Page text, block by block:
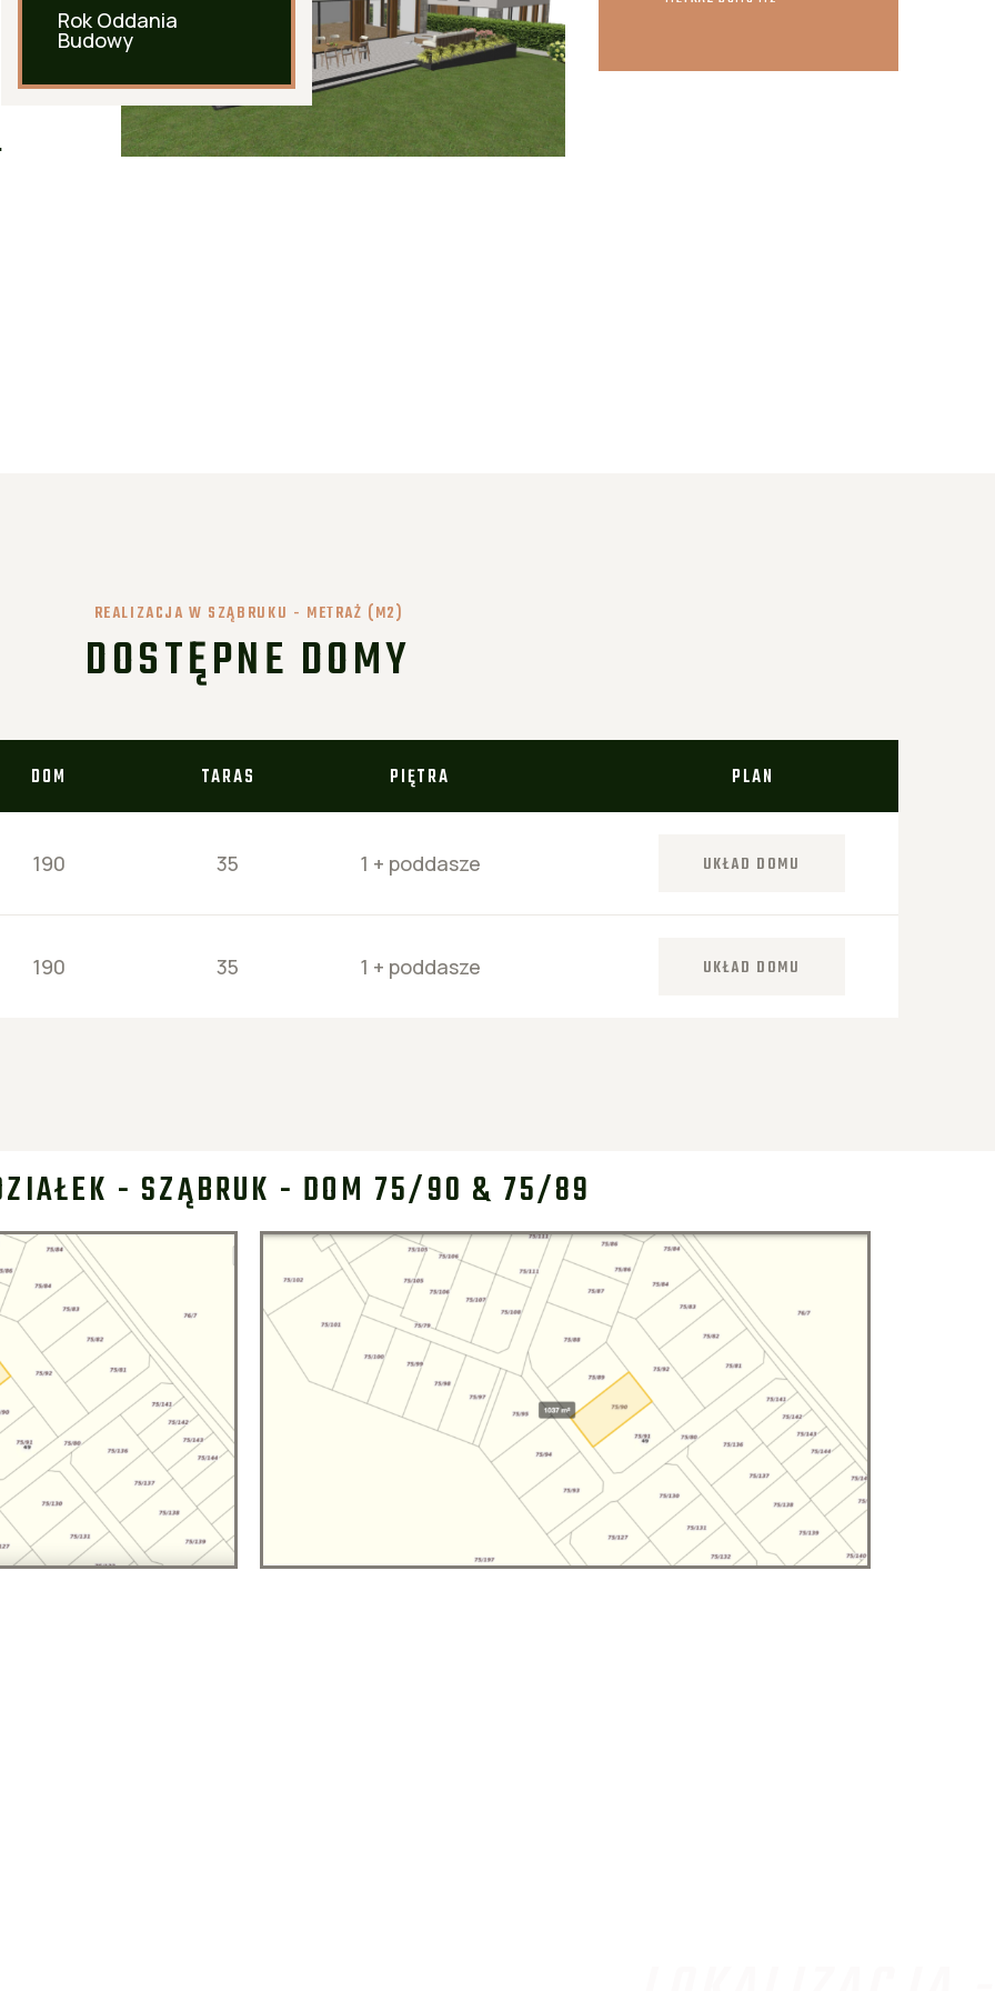
Rok Oddania
Budowy
REALIZACJA W SZĄBRUKU - METRAŻ (M2)
DOSTĘPNE DOMY
DOM TARAS PIĘTRA PLAN
190 35 1 + poddasze UKŁAD DOMU
190 35 1 + poddasze UKŁAD DOMU
- SZĄBRUK - DOM 75/90 & 75/89